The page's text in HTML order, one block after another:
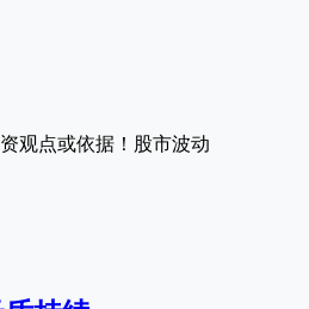
观点或依据！股市波动